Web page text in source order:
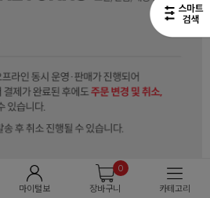
마이털보
0
장바구니
카테고리